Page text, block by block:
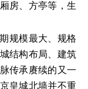
房、方亭等，生
规模最大、规格
结构布局、建筑
传承赓续的又一
皇城北墙并不重